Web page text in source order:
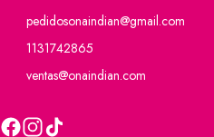
pedidosonaindian@gmail.com
1131742865
ventas@onaindian.com